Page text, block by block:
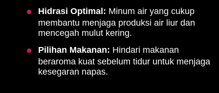
Hidrasi Optimal: Minum air yang cukup
membantu menjaga produksi air liur dan
mencegah mulut kering.
Pilihan Makanan: Hindari makanan
beraroma kuat sebelum tidur untuk menjaga
kesegaran napas.